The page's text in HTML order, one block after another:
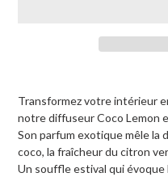
Transformez votre intérieur
notre diffuseur Coco Lemon
Son parfum exotique mêle la
coco, la fraîcheur du citron
Un souffle estival qui évoque